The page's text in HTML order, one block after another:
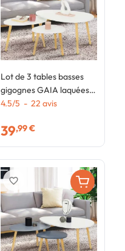
Lot de 3 tables basses
gigognes GAIA laquées
blanc scandinave
4.5/5 - 22 avis
39,99 €
favorite_border